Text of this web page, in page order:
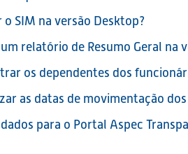
o SIM na versão Desktop?
relatório de Resumo Geral na
os dependentes dos
as datas de movimentação
para o Portal Aspec